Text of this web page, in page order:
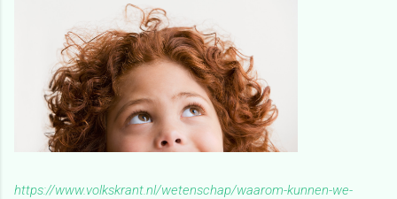
https://www.volkskrant.nl/wetenschap/waarom-kunnen-we-